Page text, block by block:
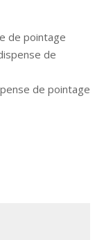
de pointage
de
de pointage